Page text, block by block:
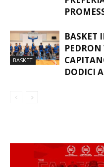
BASKET
BASKET
DODICI